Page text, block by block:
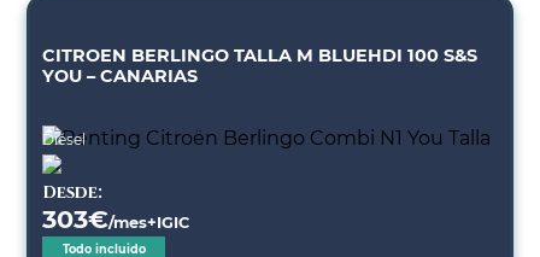
CITROEN BERLINGO TALLA M BLUEHDI 100 S&S
YOU – CANARIAS
Diésel
Desde:
303€/mes+IGIC
Todo incluido